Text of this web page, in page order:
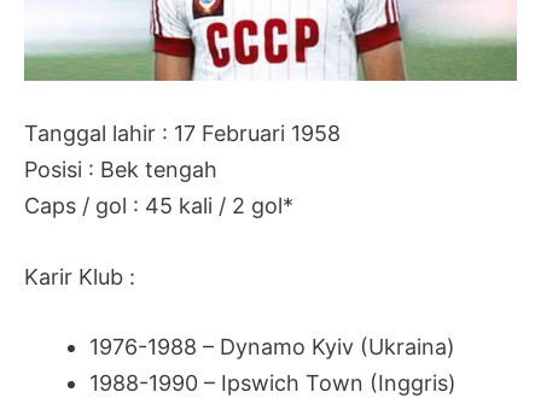
Tanggal lahir : 17 Februari 1958
Posisi : Bek tengah
Caps / gol : 45 kali / 2 gol*
Karir Klub :
1976-1988 – Dynamo Kyiv (Ukraina)
1988-1990 – Ipswich Town (Inggris)